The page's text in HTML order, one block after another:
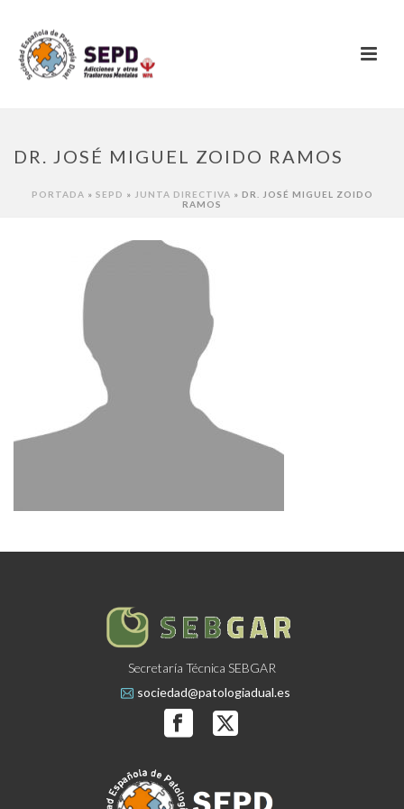
DR. JOSÉ MIGUEL ZOIDO RAMOS
PORTADA » SEPD » JUNTA DIRECTIVA » DR. JOSÉ MIGUEL ZOIDO
RAMOS
Secretaría Técnica SEBGAR
sociedad@patologiadual.es